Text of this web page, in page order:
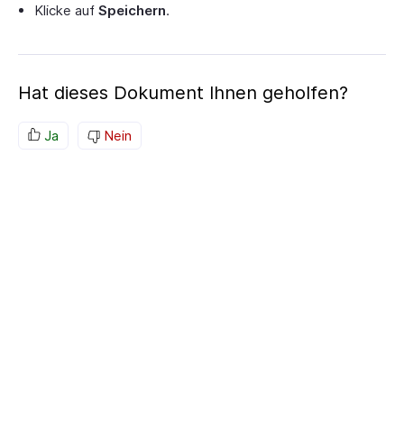
Klicke auf Speichern.
Hat dieses Dokument Ihnen geholfen?
Ja Nein